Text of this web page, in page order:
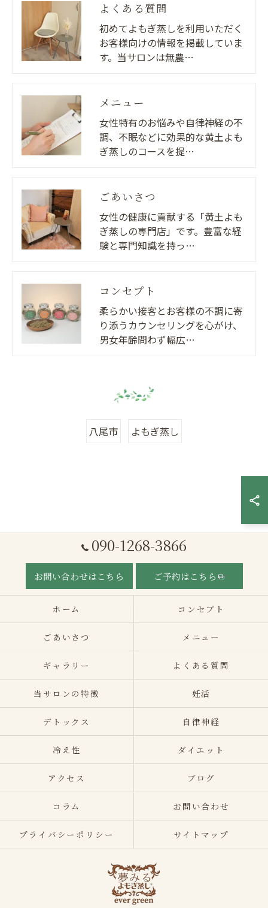
よくある質問
初めてよもぎ蒸しを利用いただく
お客様向けの情報を掲載していま
す。当サロンは無農…
メニュー
女性特有のお悩みや自律神経の不
調、不眠などに効果的な黄土よも
ぎ蒸しのコースを提…
ごあいさつ
女性の健康に貢献する「黄土よも
ぎ蒸しの専門店」です。豊富な経
験と専門知識を持っ…
コンセプト
柔らかい接客とお客様の不調に寄
り添うカウンセリングを心がけ、
男女年齢問わず幅広…
八尾市 よもぎ蒸し
090-1268-3866
お問い合わせはこちら ご予約はこちら
ホーム コンセプト
ごあいさつ メニュー
ギャラリー よくある質問
当サロンの特徴 妊活
デトックス 自律神経
冷え性 ダイエット
アクセス ブログ
コラム お問い合わせ
プライバシーポリシー サイトマップ